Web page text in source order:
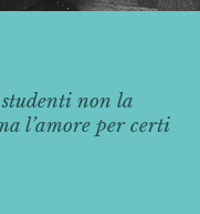
non la
l’amore per certi